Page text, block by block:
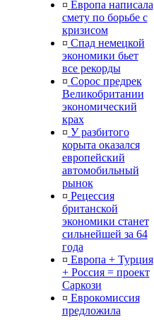
¤ Европа написала
смету по борьбе с
кризисом
¤ Спад немецкой
экономики бьет
все рекорды
¤ Сорос предрек
Великобритании
экономический
крах
¤ У разбитого
корыта оказался
европейский
автомобильный
рынок
¤ Рецессия
британской
экономики станет
сильнейшей за 64
года
¤ Европа + Турция
+ Россия = проект
Саркози
¤ Еврокомиссия
предложила